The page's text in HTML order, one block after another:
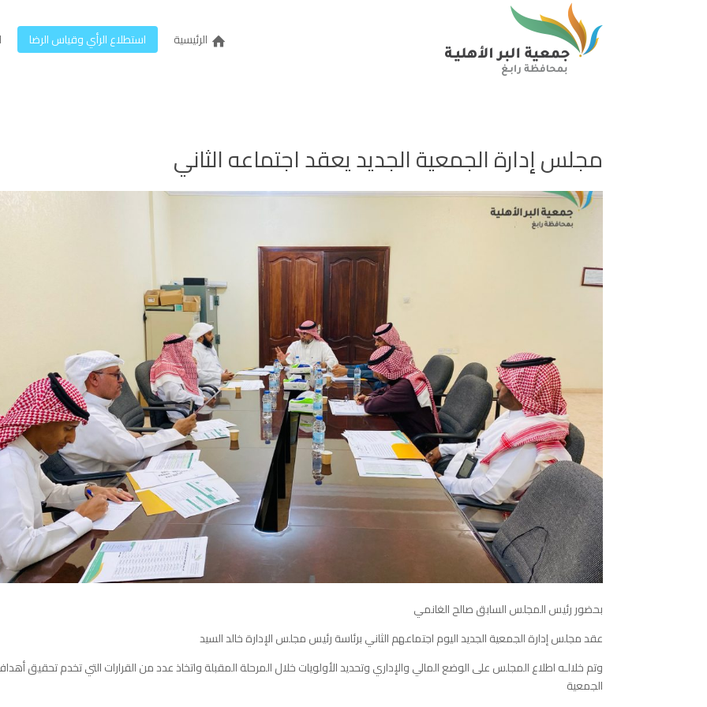
الرئيسية استطلاع الرأي وقياس الرضا
مجلس إدارة الجمعية الجديد يعقد اجتماعه الثاني
بحضور رئيس المجلس السابق صالح الغانمي
‏عقد مجلس إدارة الجمعية الجديد اليوم اجتماعهم الثاني برئاسة رئيس مجلس الإدارة خالد السيد
‏وتم خلالـه اطلاع المجلس على الوضع المالي والإداري وتحديد الأولويات خلال المرحلة المقبلة واتخاذ عدد من القرارات التي تخدم تحقيق
الجمعية